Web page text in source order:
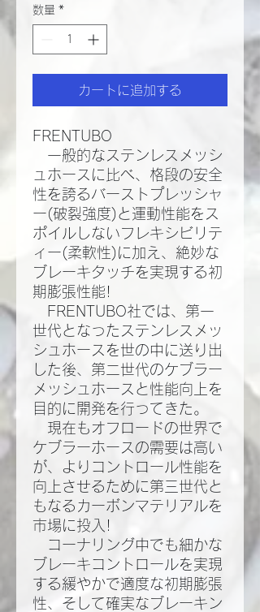
数量 *
カートに追加する
FRENTUBO
一般的なステンレスメッシ
ュホースに比べ、格段の安全
性を誇るバーストプレッシャ
ー(破裂強度)と運動性能をス
ポイルしないフレキシビリテ
ィー(柔軟性)に加え、絶妙な
ブレーキタッチを実現する初
期膨張性能!​
FRENTUBO社では、第一
世代となったステンレスメッ
シュホースを世の中に送り出
した後、第二世代のケブラー
メッシュホースと性能向上を
目的に開発を行ってきた。​
現在もオフロードの世界で
ケブラーホースの需要は高い
が、よりコントロール性能を
向上させるために第三世代と
もなるカーボンマテリアルを
市場に投入!​
コーナリング中でも細かな
ブレーキコントロールを実現
する緩やかで適度な初期膨張
性、そして確実なブレーキン